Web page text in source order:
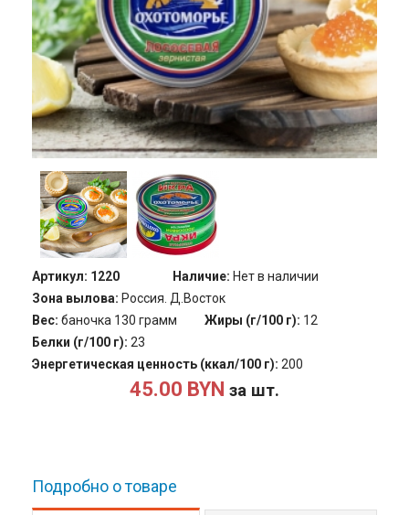
Артикул: 1220 Наличие: Нет в наличии
Зона вылова: Россия. Д.Восток
Вес: баночка 130 грамм Жиры (г/100 г): 12
Белки (г/100 г): 23
Энергетическая ценность (ккал/100 г): 200
45.00 BYN за шт.
Подробно о товаре